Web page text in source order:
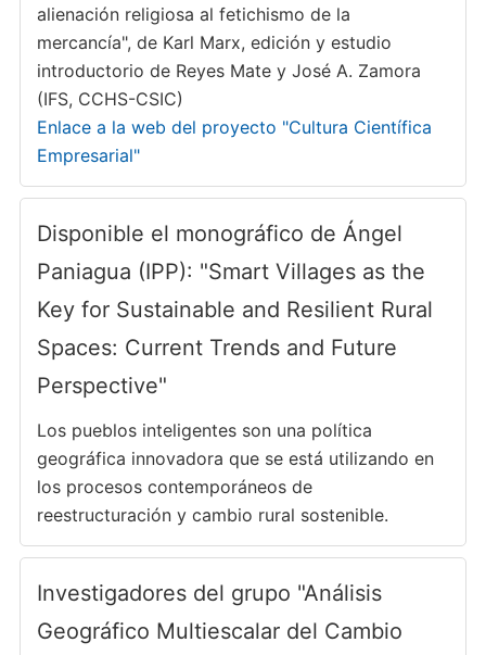
alienación religiosa al fetichismo de la
mercancía", de Karl Marx, edición y estudio
introductorio de Reyes Mate y José A. Zamora
(IFS, CCHS-CSIC)
Enlace a la web del proyecto "Cultura Científica
Empresarial"
Disponible el monográfico de Ángel
Paniagua (IPP): "Smart Villages as the
Key for Sustainable and Resilient Rural
Spaces: Current Trends and Future
Perspective"
Los pueblos inteligentes son una política
geográfica innovadora que se está utilizando en
los procesos contemporáneos de
reestructuración y cambio rural sostenible.
Investigadores del grupo "Análisis
Geográfico Multiescalar del Cambio